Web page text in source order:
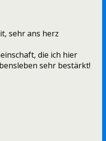
sehr ans herz
die ich hier
sehr bestärkt!